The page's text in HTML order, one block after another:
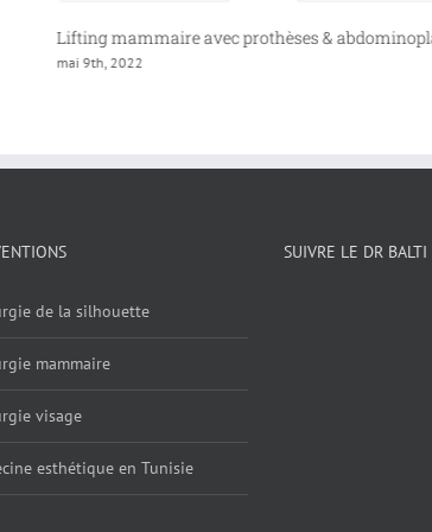
prothèses & abdominoplastie
Lifting des seins,
de la silhouette
mammaire
visage
esthétique en Tunisie
SUIVRE LE DR BALTI